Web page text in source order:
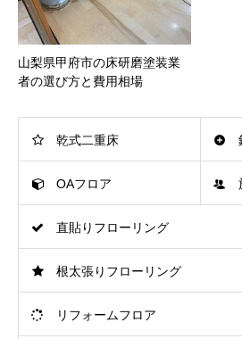
山梨県甲府市の床研磨塗装業
者の選び方と費用相場
乾式二重床
OAフロア
直貼りフローリング
根太張りフローリング
リフォームフロア